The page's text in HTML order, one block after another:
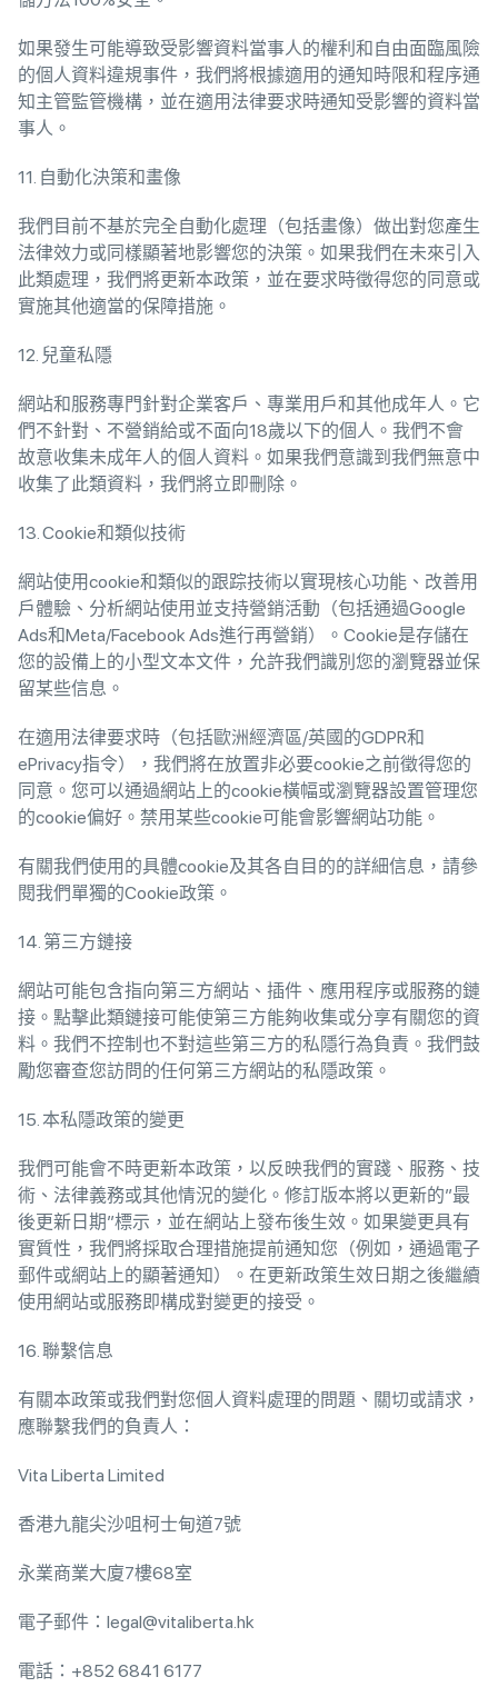
如果發生可能導致受影響資料當事人的權利和自由面臨風險
的個人資料違規事件，我們將根據適用的通知時限和程序通
知主管監管機構，並在適用法律要求時通知受影響的資料當
事人。
11. 自動化決策和畫像
我們目前不基於完全自動化處理（包括畫像）做出對您產生
法律效力或同樣顯著地影響您的決策。如果我們在未來引入
此類處理，我們將更新本政策，並在要求時徵得您的同意或
實施其他適當的保障措施。
12. 兒童私隱
網站和服務專門針對企業客戶、專業用戶和其他成年人。它
們不針對、不營銷給或不面向18歲以下的個人。我們不會
故意收集未成年人的個人資料。如果我們意識到我們無意中
收集了此類資料，我們將立即刪除。
13. Cookie和類似技術
網站使用cookie和類似的跟踪技術以實現核心功能、改善用
戶體驗、分析網站使用並支持營銷活動（包括通過Google
Ads和Meta/Facebook Ads進行再營銷）。Cookie是存儲在
您的設備上的小型文本文件，允許我們識別您的瀏覽器並保
留某些信息。
在適用法律要求時（包括歐洲經濟區/英國的GDPR和
ePrivacy指令），我們將在放置非必要cookie之前徵得您的
同意。您可以通過網站上的cookie橫幅或瀏覽器設置管理您
的cookie偏好。禁用某些cookie可能會影響網站功能。
有關我們使用的具體cookie及其各自目的的詳細信息，請參
閱我們單獨的Cookie政策。
14. 第三方鏈接
網站可能包含指向第三方網站、插件、應用程序或服務的鏈
接。點擊此類鏈接可能使第三方能夠收集或分享有關您的資
料。我們不控制也不對這些第三方的私隱行為負責。我們鼓
勵您審查您訪問的任何第三方網站的私隱政策。
15. 本私隱政策的變更
我們可能會不時更新本政策，以反映我們的實踐、服務、技
術、法律義務或其他情況的變化。修訂版本將以更新的”最
後更新日期”標示，並在網站上發布後生效。如果變更具有
實質性，我們將採取合理措施提前通知您（例如，通過電子
郵件或網站上的顯著通知）。在更新政策生效日期之後繼續
使用網站或服務即構成對變更的接受。
16. 聯繫信息
有關本政策或我們對您個人資料處理的問題、關切或請求，
應聯繫我們的負責人：
Vita Liberta Limited
香港九龍尖沙咀柯士甸道7號
永業商業大廈7樓68室
電子郵件：legal@vitaliberta.hk
電話：+852 6841 6177